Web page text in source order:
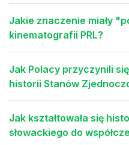
Jakie znaczenie miały
kinematografii PRL?
Jak Polacy przyczynili
historii Stanów
Jak kształtowała się
słowackiego do